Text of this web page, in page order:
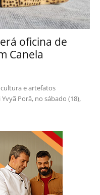
oficina de
Canela
e artefatos
Porâ, no sábado (18),